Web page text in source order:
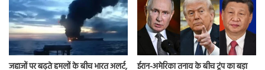
जहाजों पर बढ़ते हमलों के बीच भारत अलर्ट,
ईरान-अमेरिका तनाव के बीच ट्रंप का बड़ा